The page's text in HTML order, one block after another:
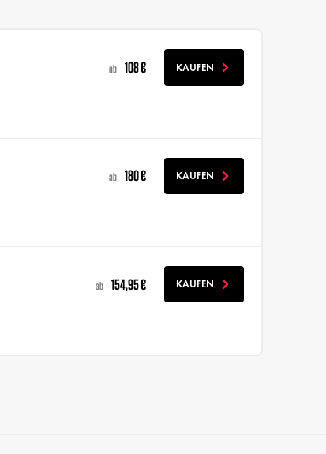
ab 108 € KAUFEN
ab 180 € KAUFEN
ab 154,95 € KAUFEN